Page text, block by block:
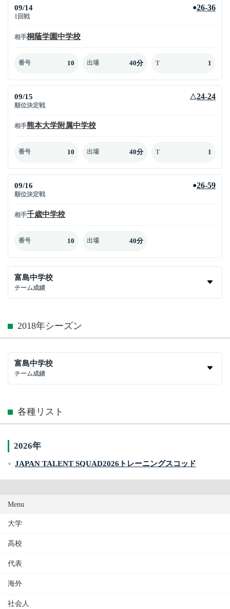
09/14
1回戦
●26-36
相手桐蔭学園中学校
番号 10 出場 40分 T 1
09/15
順位決定戦
△24-24
相手熊本大学附属中学校
番号 10 出場 40分 T 1
09/16
順位決定戦
●26-59
相手千歳中学校
番号 10 出場 40分
富島中学校
チーム成績
2018年シーズン
富島中学校
チーム成績
各種リスト
2026年
JAPAN TALENT SQUAD2026トレーニングスコッド
Menu
大学
高校
代表
海外
社会人